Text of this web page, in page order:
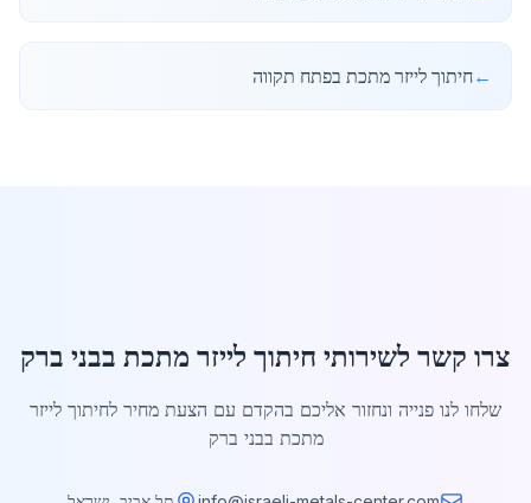
←חיתוך לייזר מתכת בפתח תקווה
צרו קשר לשירותי חיתוך לייזר מתכת בבני ברק
שלחו לנו פנייה ונחזור אליכם בהקדם עם הצעת מחיר לחיתוך לייזר
מתכת בבני ברק